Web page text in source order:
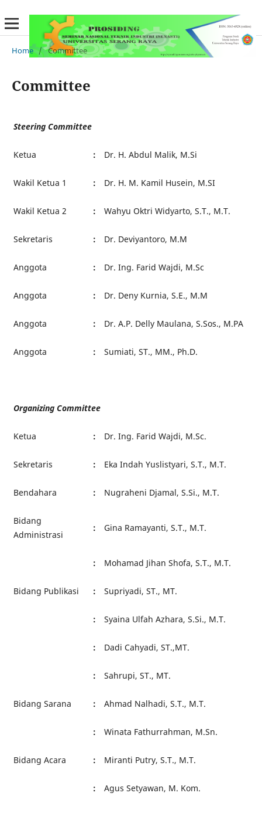
Home / Committee
Committee
Steering Committee
Ketua : Dr. H. Abdul Malik, M.Si
Wakil Ketua 1 : Dr. H. M. Kamil Husein, M.SI
Wakil Ketua 2 : Wahyu Oktri Widyarto, S.T., M.T.
Sekretaris : Dr. Deviyantoro, M.M
Anggota : Dr. Ing. Farid Wajdi, M.Sc
Anggota : Dr. Deny Kurnia, S.E., M.M
Anggota : Dr. A.P. Delly Maulana, S.Sos., M.PA
Anggota : Sumiati, ST., MM., Ph.D.
Organizing Committee
Ketua : Dr. Ing. Farid Wajdi, M.Sc.
Sekretaris : Eka Indah Yuslistyari, S.T., M.T.
Bendahara : Nugraheni Djamal, S.Si., M.T.
Bidang
Administrasi
: Gina Ramayanti, S.T., M.T.
: Mohamad Jihan Shofa, S.T., M.T.
Bidang Publikasi : Supriyadi, ST., MT.
: Syaina Ulfah Azhara, S.Si., M.T.
: Dadi Cahyadi, ST.,MT.
: Sahrupi, ST., MT.
Bidang Sarana : Ahmad Nalhadi, S.T., M.T.
: Winata Fathurrahman, M.Sn.
Bidang Acara : Miranti Putry, S.T., M.T.
: Agus Setyawan, M. Kom.